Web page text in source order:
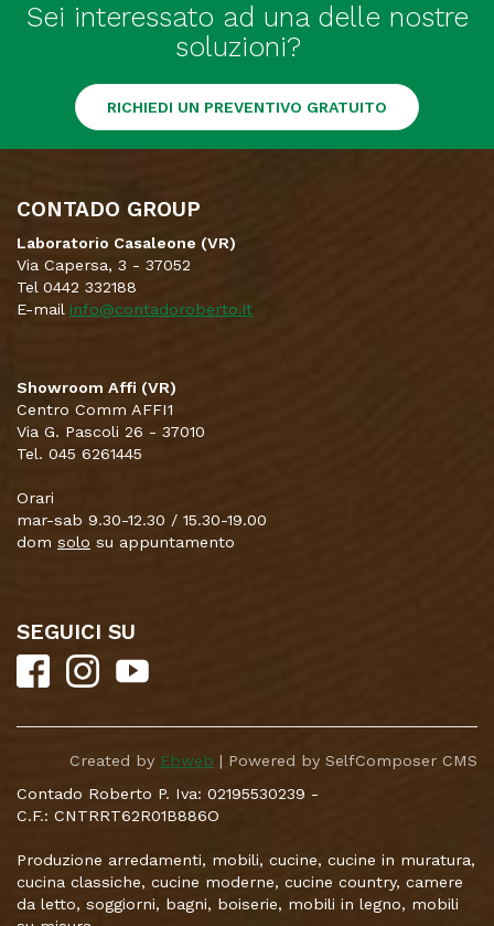
Sei interessato ad una delle nostre
soluzioni?
RICHIEDI UN PREVENTIVO GRATUITO
CONTADO GROUP
Laboratorio Casaleone (VR)
Via Capersa, 3 - 37052
Tel 0442 332188
E-mail info@contadoroberto.it
Showroom Affi (VR)
Centro Comm AFFI1
Via G. Pascoli 26 - 37010
Tel. 045 6261445
Orari
mar-sab 9.30-12.30 / 15.30-19.00
dom solo su appuntamento
SEGUICI SU
Created by Ebweb | Powered by SelfComposer CMS
Contado Roberto P. Iva: 02195530239 -
C.F.: CNTRRT62R01B886O
Produzione arredamenti, mobili, cucine, cucine in muratura,
cucina classiche, cucine moderne, cucine country, camere
da letto, soggiorni, bagni, boiserie, mobili in legno, mobili